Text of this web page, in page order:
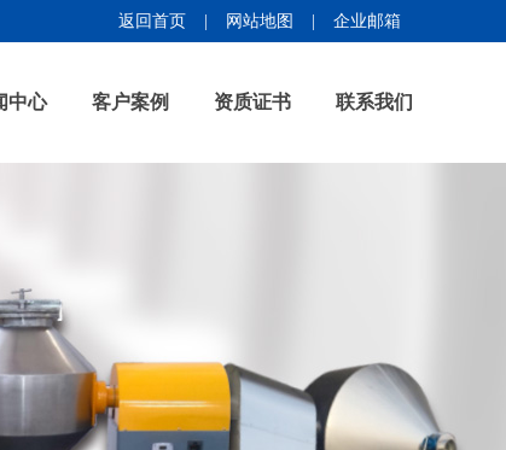
返回首页 网站地图 企业邮箱
中心 客户案例 资质证书 联系我们